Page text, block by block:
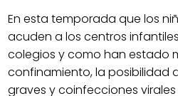
En esta temporada que los
acuden a los centros
colegios y como han estado
confinamiento, la posibilidad
graves y coinfecciones